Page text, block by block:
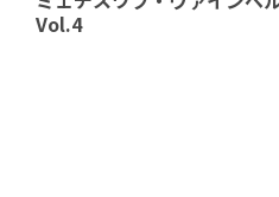
Vol.4